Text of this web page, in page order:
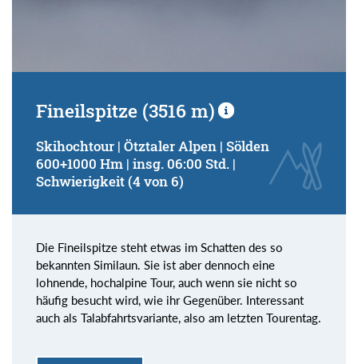
Fineilspitze (3516 m)
Skihochtour | Ötztaler Alpen | Sölden
600+1000 Hm | insg. 06:00 Std. |
Schwierigkeit (4 von 6)
Die Fineilspitze steht etwas im Schatten des so
bekannten Similaun. Sie ist aber dennoch eine
lohnende, hochalpine Tour, auch wenn sie nicht so
häufig besucht wird, wie ihr Gegenüber. Interessant
auch als Talabfahrtsvariante, also am letzten Tourentag.